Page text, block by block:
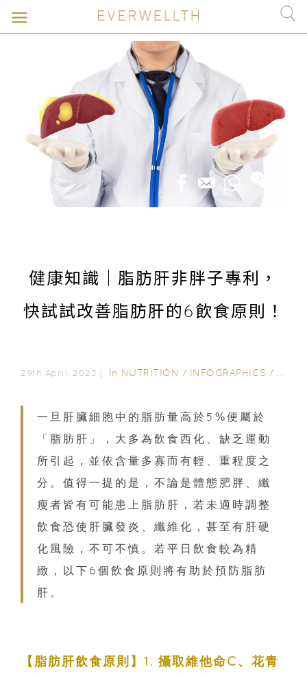
健康知識｜脂肪肝非胖子專利，
快試試改善脂肪肝的6飲食原則！
29th April, 2023｜ In NUTRITION / INFOGRAPHICS /
一旦肝臟細胞中的脂肪量高於5%便屬於
「脂肪肝」，大多為飲食西化、缺乏運動
所引起，並依含量多寡而有輕、重程度之
分。值得一提的是，不論是體態肥胖、纖
瘦者皆有可能患上脂肪肝，若未適時調整
飲食恐使肝臟發炎、纖維化，甚至有肝硬
化風險，不可不慎。若平日飲食較為精
緻，以下6個飲食原則將有助於預防脂肪
肝。
【脂肪肝飲食原則】1. 攝取維他命C、花青